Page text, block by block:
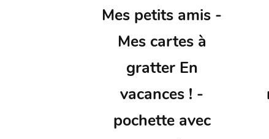
Mes petits amis -
Mes cartes à
gratter En
vacances ! -
pochette avec